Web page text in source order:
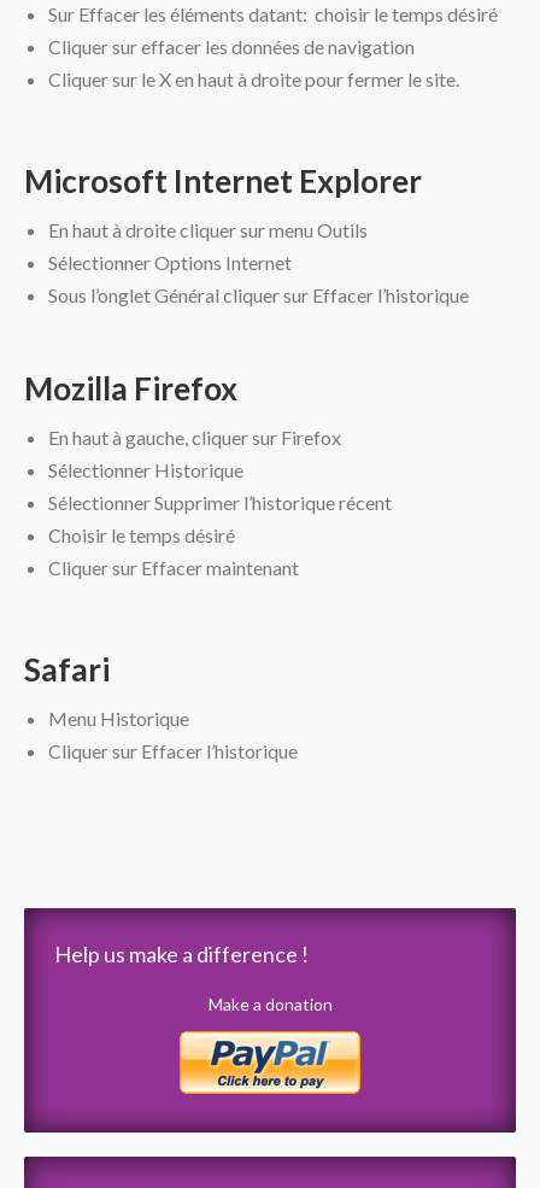
Sur Effacer les éléments datant: choisir le temps désiré
Cliquer sur effacer les données de navigation
Cliquer sur le X en haut à droite pour fermer le site.
Microsoft Internet Explorer
En haut à droite cliquer sur menu Outils
Sélectionner Options Internet
Sous l’onglet Général cliquer sur Effacer l’historique
Mozilla Firefox
En haut à gauche, cliquer sur Firefox
Sélectionner Historique
Sélectionner Supprimer l’historique récent
Choisir le temps désiré
Cliquer sur Effacer maintenant
Safari
Menu Historique
Cliquer sur Effacer l’historique
Help us make a difference !
Make a donation